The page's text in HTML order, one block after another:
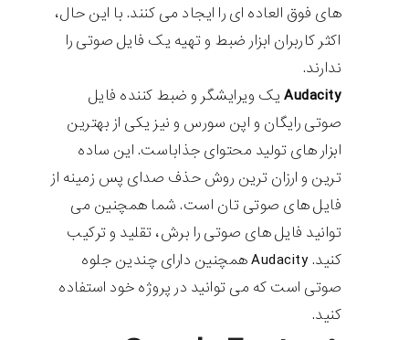
های فوق العاده ای را ایجاد می کنند. با این حال،
اکثر کاربران ابزار ضبط و تهیه یک فایل صوتی را
ندارند.
Audacity یک ویرایشگر و ضبط کننده فایل
صوتی رایگان و اپن سورس و نیز یکی از بهترین
ابزار های تولید محتوای جذاباست. این ساده
ترین و ارزان ترین روش حذف صدای پس زمینه از
فایل های صوتی تان است. شما همچنین می
توانید فایل های صوتی را برش، تقلید و ترکیب
کنید. Audacity همچنین دارای چندین جلوه
صوتی است که می توانید در پروژه خود استفاده
کنید.